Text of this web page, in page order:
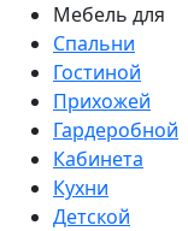
Мебель для
Спальни
Гостиной
Прихожей
Гардеробной
Кабинета
Кухни
Детской